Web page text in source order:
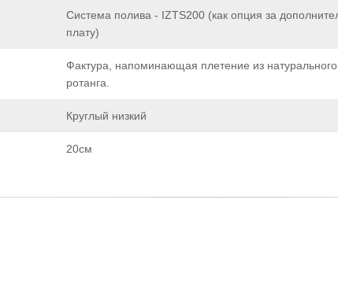
Система полива - IZTS200 (как опция за
плату)
Фактура, напоминающая плетение из натурального
ротанга.
Круглый низкий
20см